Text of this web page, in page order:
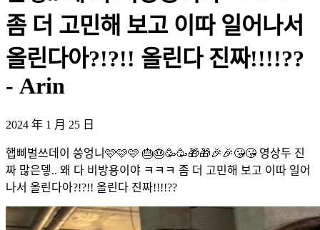
좀 더 고민해 보고 이따 일어나서
올린다아?!?!! 올린다 진짜!!!!??
- Arin
2024 年 1 月 25 日
햅삐벌쓰데이 씅엉니🩷🩷🩷 🎂🎂🥳🥳🎁🎁🎉🎉😘😘 영상두 진
짜 많은뎋.. 왜 다 비방용이야 ㅋㅋㅋ 좀 더 고민해 보고 이따 일어
나서 올린다아?!?!! 올린다 진짜!!!!??